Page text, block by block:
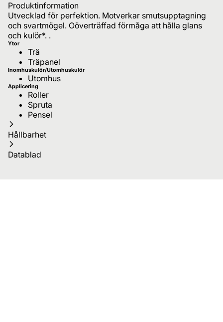
Produktinformation
Utvecklad för perfektion. Motverkar smutsupptagning
och svartmögel. Oöverträffad förmåga att hålla glans
och kulör*. .
Ytor
Trä
Träpanel
Inomhuskulör/Utomhuskulör
Utomhus
Applicering
Roller
Spruta
Pensel
Hållbarhet
Datablad